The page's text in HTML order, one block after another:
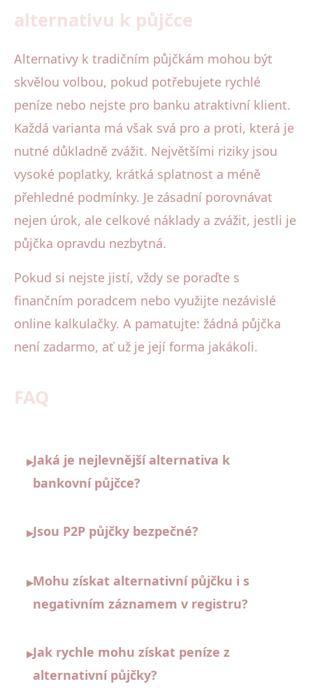
alternativu k půjčce
Alternativy k tradičním půjčkám mohou být
skvělou volbou, pokud potřebujete rychlé
peníze nebo nejste pro banku atraktivní klient.
Každá varianta má však svá pro a proti, která je
nutné důkladně zvážit. Největšími riziky jsou
vysoké poplatky, krátká splatnost a méně
přehledné podmínky. Je zásadní porovnávat
nejen úrok, ale celkové náklady a zvážit, jestli je
půjčka opravdu nezbytná.
Pokud si nejste jistí, vždy se poraďte s
finančním poradcem nebo využijte nezávislé
online kalkulačky. A pamatujte: žádná půjčka
není zadarmo, ať už je její forma jakákoli.
FAQ
▸Jaká je nejlevnější alternativa k
bankovní půjčce?
▸Jsou P2P půjčky bezpečné?
▸Mohu získat alternativní půjčku i s
negativním záznamem v registru?
▸Jak rychle mohu získat peníze z
alternativní půjčky?